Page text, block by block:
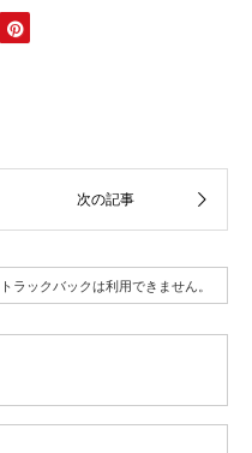
トラックバックは利用できません。